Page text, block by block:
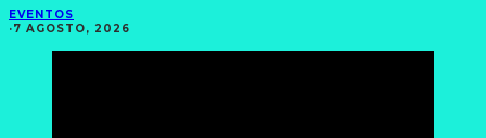
EVENTOS
·7 AGOSTO, 2026